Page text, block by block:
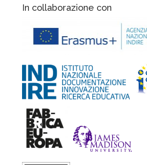
In collaborazione con